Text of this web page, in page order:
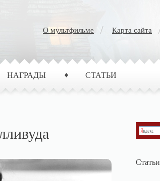
Карта сайта
О мультфильме
НАГРАДЫ СТАТЬИ
Статьи